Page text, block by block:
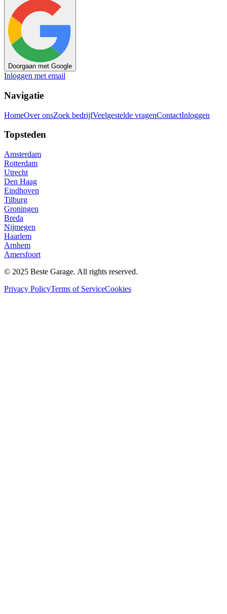
Doorgaan met Google
Inloggen met email
Navigatie
HomeOver onsZoek bedrijfVeelgestelde vragenContactInloggen
Topsteden
Amsterdam
Rotterdam
Utrecht
Den Haag
Eindhoven
Tilburg
Groningen
Breda
Nijmegen
Haarlem
Arnhem
Amersfoort
© 2025 Beste Garage. All rights reserved.
Privacy PolicyTerms of ServiceCookies